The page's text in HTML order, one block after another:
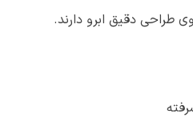
دقیق ابرو دارند.